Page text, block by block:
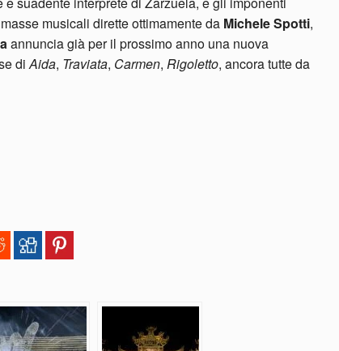
musicali dirette ottimamente da Michele Spotti,
annuncia già per il prossimo anno una nuova
diAida, Traviata, Carmen, Rigoletto, ancora tutte da